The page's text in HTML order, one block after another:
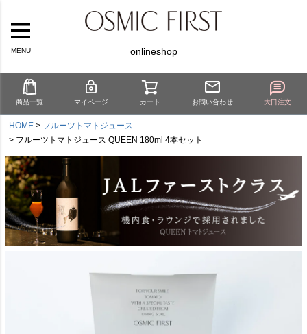
MENU onlineshop
商品一覧 マイページ カート お問い合わせ 大口注文
HOME
フルーツトマトジュース
フルーツトマトジュース QUEEN 180ml 4本セット